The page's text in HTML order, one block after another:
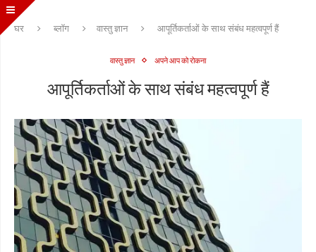
घर ब्लॉग वास्तु ज्ञान आपूर्तिकर्ताओं के साथ संबंध महत्वपूर्ण हैं
वास्तु ज्ञान अपने आप को रोकना
आपूर्तिकर्ताओं के साथ संबंध महत्वपूर्ण हैं